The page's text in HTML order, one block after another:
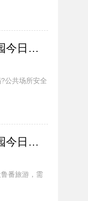
蚂蚁庄园今日最新答案在文章末 7.18日蚂蚁庄园今日正确答案汇总
公共场所安全
蚂蚁庄园今日最新答案在文章末 7.17日蚂蚁庄园今日正确答案汇总
番旅游，需